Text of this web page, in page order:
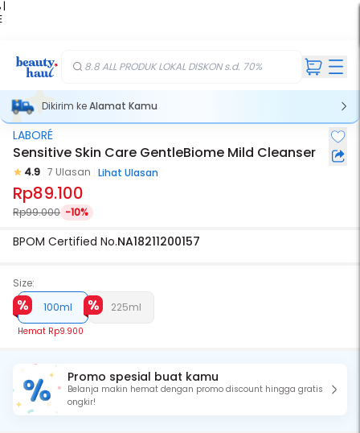
|
8.8 ALL PRODUK LOKAL DISKON s.d. 70%
Dikirim keAlamat Kamu
LABORÉ
Sensitive Skin Care GentleBiome Mild Cleanser
4.9 7 Ulasan Lihat Ulasan
Rp89.100
Rp99.000 -10%
BPOM Certified No.NA18211200157
Size:
100ml
Hemat Rp9.900
225ml
Promo spesial buat kamu
Belanja makin hemat dengan promo discount hingga gratis
ongkir!